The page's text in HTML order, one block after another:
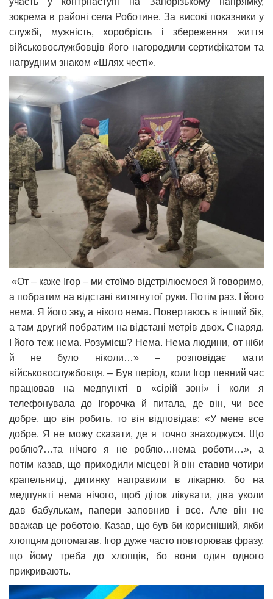
зокрема в районі села Роботине. За високі показники у
службі, мужність, хоробрість і збереження життя
військовослужбовців його нагородили сертифікатом та
нагрудним знаком «Шлях честі».
«От – каже Ігор – ми стоїмо відстрілюємося й говоримо,
а побратим на відстані витягнутої руки. Потім раз. І його
нема. Я його зву, а нікого нема. Повертаюсь в інший бік,
а там другий побратим на відстані метрів двох. Снаряд.
І його теж нема. Розумієш? Нема. Нема людини, от ніби
й не було ніколи…» – розповідає мати
військовослужбовця. – Був період, коли Ігор певний час
працював на медпункті в «сірій зоні» і коли я
телефонувала до Ігорочка й питала, де він, чи все
добре, що він робить, то він відповідав: «У мене все
добре. Я не можу сказати, де я точно знаходжуся. Що
роблю?…та нічого я не роблю…нема роботи…», а
потім казав, що приходили місцеві й він ставив чотири
крапельниці, дитинку направили в лікарню, бо на
медпункті нема нічого, щоб діток лікувати, два уколи
дав бабулькам, папери заповнив і все. Але він не
вважав це роботою. Казав, що був би корисніший, якби
хлопцям допомагав. Ігор дуже часто повторював фразу,
що йому треба до хлопців, бо вони один одного
прикривають.